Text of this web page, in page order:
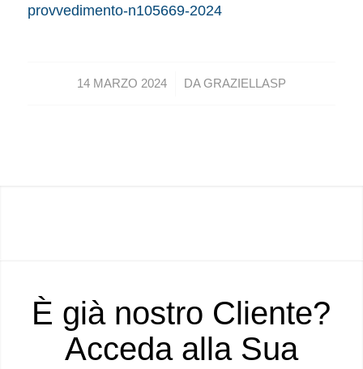
provvedimento-n105669-2024
14 MARZO 2024
/ DAGRAZIELLASP
È già nostro Cliente?
Acceda alla Sua